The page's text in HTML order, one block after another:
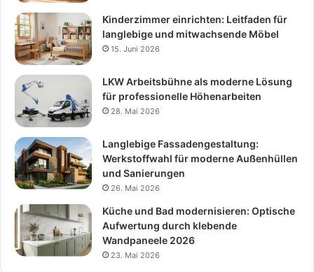
Kinderzimmer einrichten: Leitfaden für
langlebige und mitwachsende Möbel
15. Juni 2026
LKW Arbeitsbühne als moderne Lösung
für professionelle Höhenarbeiten
28. Mai 2026
Langlebige Fassadengestaltung:
Werkstoffwahl für moderne Außenhüllen
und Sanierungen
26. Mai 2026
Küche und Bad modernisieren: Optische
Aufwertung durch klebende
Wandpaneele 2026
23. Mai 2026